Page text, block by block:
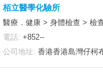
栢立醫學化驗所
醫療．健康 > 身體檢查 > 檢
電話: +852--
公司地址: 香港香港島灣仔柯